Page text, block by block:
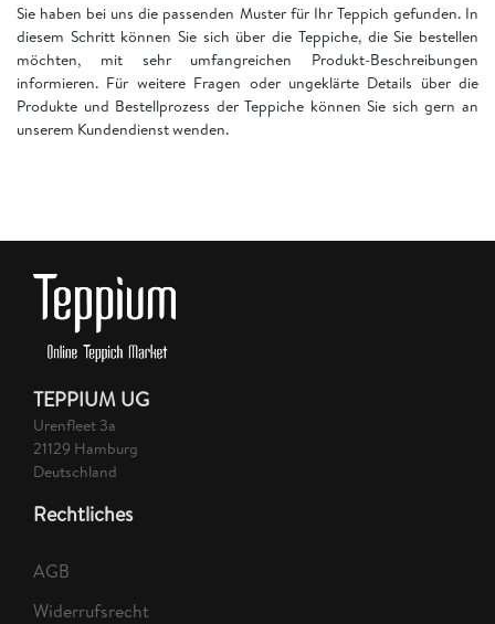
Sie haben bei uns die passenden Muster für Ihr Teppich gefunden. In
diesem Schritt können Sie sich über die Teppiche, die Sie bestellen
möchten, mit sehr umfangreichen Produkt-Beschreibungen
informieren. Für weitere Fragen oder ungeklärte Details über die
Produkte und Bestellprozess der Teppiche können Sie sich gern an
unserem Kundendienst wenden.
TEPPIUM UG
Urenfleet 3a
21129 Hamburg
Deutschland
Rechtliches
AGB
Widerrufsrecht